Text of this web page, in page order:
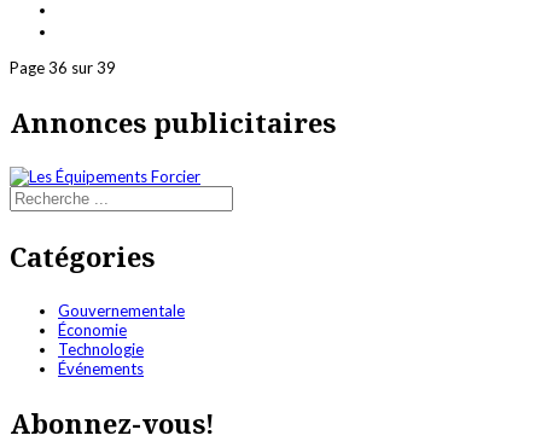
Page 36 sur 39
Annonces publicitaires
Catégories
Gouvernementale
Économie
Technologie
Événements
Abonnez-vous!